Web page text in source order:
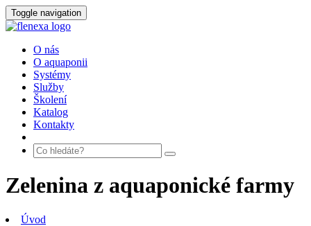
Toggle navigation
O nás
O aquaponii
Systémy
Služby
Školení
Katalog
Kontakty
Zelenina z aquaponické farmy
Úvod